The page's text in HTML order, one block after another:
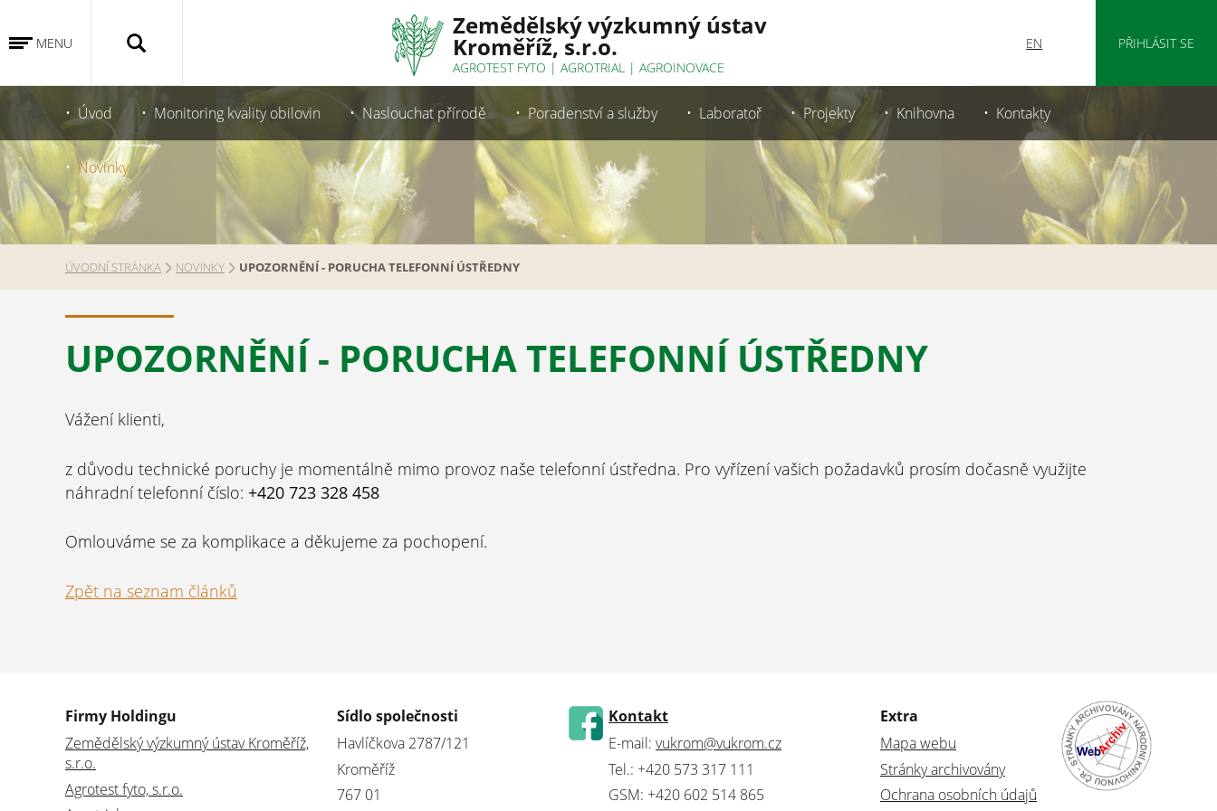
MENU
Zemědělský výzkumný ústav
Kroměříž, s.r.o.
AGROTEST FYTO |AGROTRIAL |AGROINOVACE
EN PŘIHLÁSIT SE
Úvod Monitoring kvality obilovin Naslouchat přírodě Poradenství a služby Laboratoř Projekty Knihovna Kontakty
Novinky
ÚVODNÍ STRÁNKA NOVINKY UPOZORNĚNÍ - PORUCHA TELEFONNÍ ÚSTŘEDNY
UPOZORNĚNÍ - PORUCHA TELEFONNÍ ÚSTŘEDNY
Vážení klienti,
z důvodu technické poruchy je momentálně mimo provoz naše telefonní ústředna. Pro vyřízení vašich požadavků prosím dočasně využijte
náhradní telefonní číslo: +420 723 328 458
Omlouváme se za komplikace a děkujeme za pochopení.
Zpět na seznam článků
Firmy Holdingu
Zemědělský výzkumný ústav Kroměříž,
s.r.o.
Agrotest fyto, s.r.o.
Sídlo společnosti
Havlíčkova 2787/121
Kroměříž
767 01
Kontakt
E-mail: vukrom@vukrom.cz
Tel.: +420 573 317 111
GSM: +420 602 514 865
Extra
Mapa webu
Stránky archivovány
Ochrana osobních údajů